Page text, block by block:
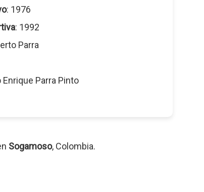
: 1976
: 1992
Parra
Enrique Parra Pinto
Sogamoso, Colombia.